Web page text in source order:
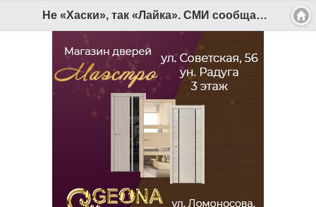
Не «Хаски», так «Лайка». СМИ сообщают о начале разработки АПЛ пятого поколения - Беломорканал Северодвинск tv29.ru